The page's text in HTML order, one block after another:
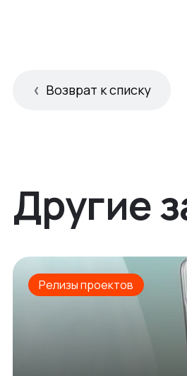
Возврат к списку
Другие
Релизы проектов